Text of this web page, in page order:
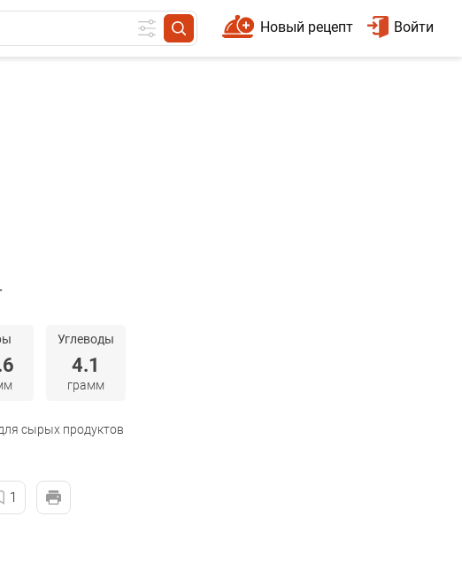
Войти
Новый рецепт
Углеводы
4.1
грамм
сырых продуктов
1